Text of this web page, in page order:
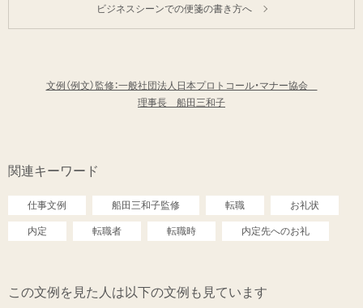
ビジネスシーンでの便箋の書き方へ
文例（例文）監修：一般社団法人日本プロトコール・マナー協会
理事長 船田三和子
関連キーワード
仕事文例 船田三和子監修 転職 お礼状
内定 転職者 転職時 内定先へのお礼
この文例を見た人は以下の文例も見ています